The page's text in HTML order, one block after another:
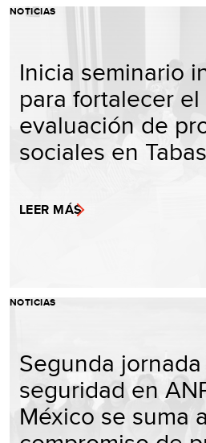
NOTICIAS
Inicia seminario
para fortalecer
evaluación de
sociales en
LEER MÁS
NOTICIAS
Segunda
seguridad en
México se suma